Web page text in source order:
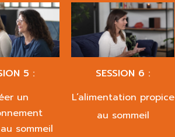
5 :
un
sommeil
SESSION 6 :
L’alimentation propice
au sommeil